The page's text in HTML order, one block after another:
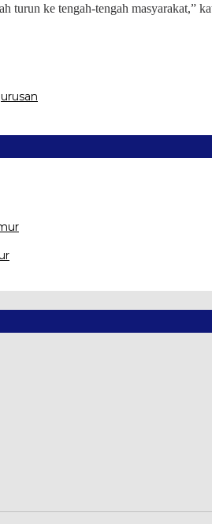
ke tengah-tengah masyarakat,”